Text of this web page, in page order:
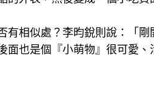
有相似處？李昀銳則說：「
面也是個『小萌物』很可愛